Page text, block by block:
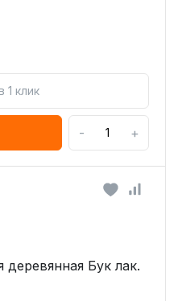
1 клик
- +
Бук лак.